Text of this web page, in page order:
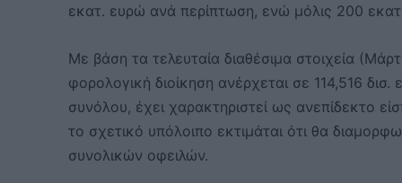
εκατ. ευρώ ανά περίπτωση, ενώ μόλις 200
Με βάση τα τελευταία διαθέσιμα στοιχεία
φορολογική διοίκηση ανέρχεται σε 114,516
συνόλου, έχει χαρακτηριστεί ως ανεπίδεκτο
το σχετικό υπόλοιπο εκτιμάται ότι θα
συνολικών οφειλών.